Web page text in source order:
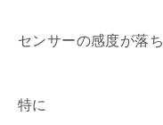
センサーの感度が落
特に